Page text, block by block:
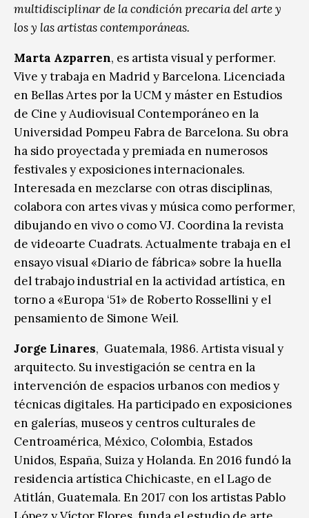
multidisciplinar de la condición precaria del arte y
los y las artistas contemporáneas.
Marta Azparren, es artista visual y performer.
Vive y trabaja en Madrid y Barcelona. Licenciada
en Bellas Artes por la UCM y máster en Estudios
de Cine y Audiovisual Contemporáneo en la
Universidad Pompeu Fabra de Barcelona. Su obra
ha sido proyectada y premiada en numerosos
festivales y exposiciones internacionales.
Interesada en mezclarse con otras disciplinas,
colabora con artes vivas y música como performer,
dibujando en vivo o como VJ. Coordina la revista
de videoarte Cuadrats. Actualmente trabaja en el
ensayo visual «Diario de fábrica» sobre la huella
del trabajo industrial en la actividad artística, en
torno a «Europa ‘51» de Roberto Rossellini y el
pensamiento de Simone Weil.
Jorge Linares, Guatemala, 1986. Artista visual y
arquitecto. Su investigación se centra en la
intervención de espacios urbanos con medios y
técnicas digitales. Ha participado en exposiciones
en galerías, museos y centros culturales de
Centroamérica, México, Colombia, Estados
Unidos, España, Suiza y Holanda. En 2016 fundó la
residencia artística Chichicaste, en el Lago de
Atitlán, Guatemala. En 2017 con los artistas Pablo